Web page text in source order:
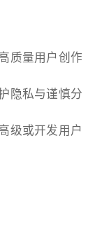
质量用户创作
隐私与谨慎分
级或开发用户